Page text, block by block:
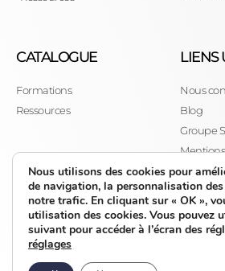
CATALOGUE
Formations
Ressources
LIENS
Nous
Blog
Groupe
Politique
CGV
Logo
Nous utilisons des cookies pour
de navigation, la personnalisation
notre trafic. En cliquant sur « OK »,
utilisation des cookies. Vous pouvez
suivant pour accéder à l’écran des
réglages